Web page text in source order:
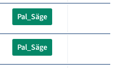
Pal_Säge
Pal_Säge